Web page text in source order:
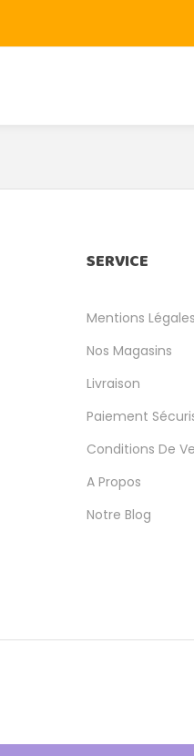
SERVICE
Mentions Légales
Nos Magasins
Livraison
Paiement
Conditions De
A Propos
Notre Blog